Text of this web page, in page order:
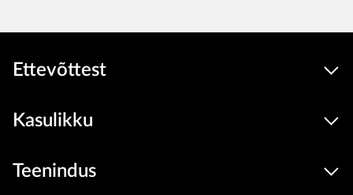
Ettevõttest
Kasulikku
Teenindus